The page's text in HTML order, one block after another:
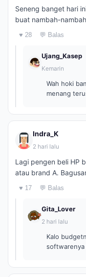
Seneng banget hari
buat nambah-
♥ 28 💬 Balas
Ujang_Kasep
Kemarin
Wah hoki
menang
Indra_K
2 hari lalu
Lagi pengen beli HP
atau brand A.
♥ 17 💬 Balas
Gita_Lover
2 hari lalu
Kalo
softwarenya